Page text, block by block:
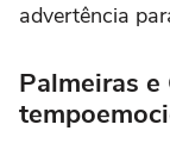
advertência
Palmeiras